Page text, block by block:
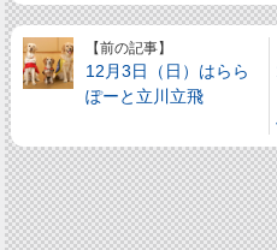
【前の記事】
12月3日（日）はらら
ぽーと立川立飛